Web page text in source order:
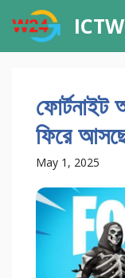
content
ফোর্টনাইট
ফিরে
May 1, 2025